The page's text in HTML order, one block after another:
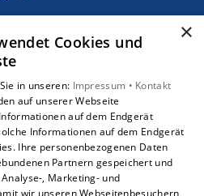
×
Cookies und
in unseren: Impressum • Kontakt
auf unserer Webseite
auf dem Endgerät
Informationen auf dem Endgerät
Ihre personenbezogenen Daten
Partnern gespeichert und
, Marketing- und
wir unseren Webseitenbesuchern